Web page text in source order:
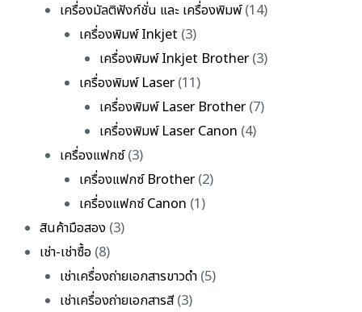
เครื่องมัลติฟังก์ชั่น และ เครื่องพิมพ์(14)
เครื่องพิมพ์ Inkjet (3)
เครื่องพิมพ์ Inkjet Brother(3)
เครื่องพิมพ์ Laser(11)
เครื่องพิมพ์ Laser Brother(7)
เครื่องพิมพ์ Laser Canon (4)
เครื่องแฟกซ์(3)
เครื่องแฟกซ์ Brother(2)
เครื่องแฟกซ์ Canon (1)
สินค้ามือสอง (3)
เช่า-เช่าซื้อ (8)
เช่าเครื่องถ่ายเอกสารขาวดำ(5)
เช่าเครื่องถ่ายเอกสารสี(3)